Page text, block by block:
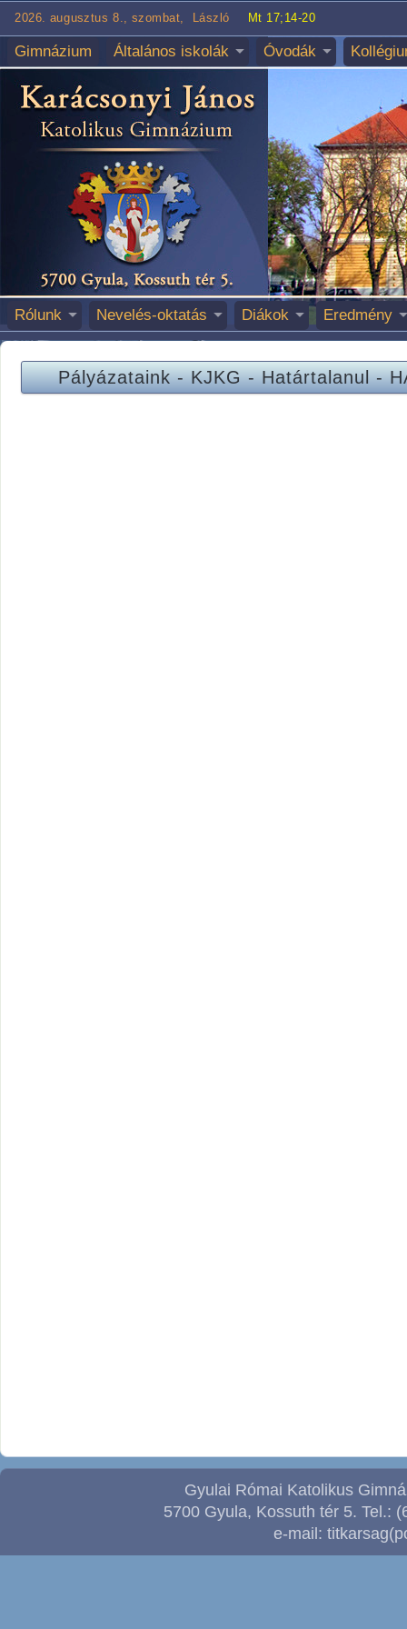
2026. augusztus 8., szombat, László Mt 17;14-20
Gimnázium Általános iskolák Óvodák
Rólunk Nevelés-oktatás Diákok Eredmény
Pályázataink-KJKG-Határtalanul -
Gyulai Római Katolikus
5700 Gyula, Kossuth tér 5. Tel.:
e-mail: